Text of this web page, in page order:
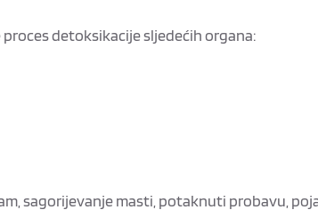
detoksikacije sljedećih organa:
sagorijevanje masti, potaknuti probavu,